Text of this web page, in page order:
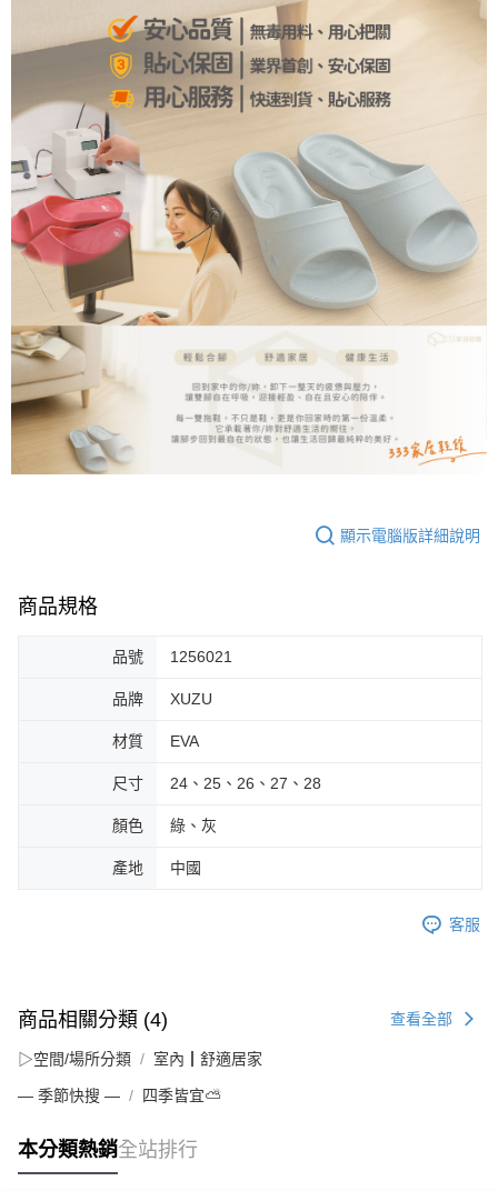
顯示電腦版詳細說明
商品規格
品號 1256021
品牌 XUZU
材質 EVA
尺寸 24、25、26、27、28
顏色 綠、灰
產地 中國
客服
商品相關分類 (4) 查看全部
▷空間/場所分類 室內┃舒適居家
— 季節快搜 — 四季皆宜⛅
本分類熱銷全站排行